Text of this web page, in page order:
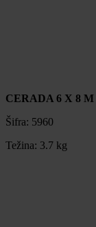
CERADA 6 X 8 M
Šifra: 5960
Težina: 3.7 kg